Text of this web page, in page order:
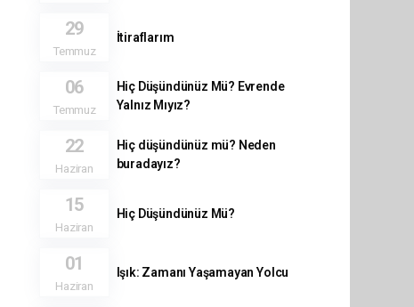
29
Temmuz
İtiraflarım
06
Temmuz
Hiç Düşündünüz Mü? Evrende
Yalnız Mıyız?
22
Haziran
Hiç düşündünüz mü? Neden
buradayız?
15
Haziran
Hiç Düşündünüz Mü?
01
Haziran
Işık: Zamanı Yaşamayan Yolcu